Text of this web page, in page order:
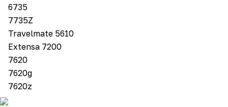
6735
7735Z
Travelmate 5610
Extensa 7200
7620
7620g
7620z